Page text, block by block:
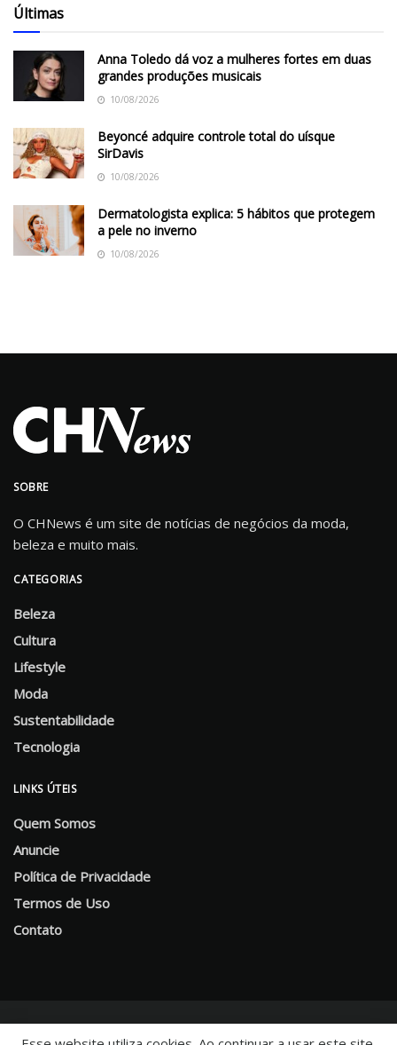
Últimas
Anna Toledo dá voz a mulheres fortes em duas
grandes produções musicais
10/08/2026
Beyoncé adquire controle total do uísque
SirDavis
10/08/2026
Dermatologista explica: 5 hábitos que protegem
a pele no inverno
10/08/2026
SOBRE
O CHNews é um site de notícias de negócios da moda,
beleza e muito mais.
CATEGORIAS
Beleza
Cultura
Lifestyle
Moda
Sustentabilidade
Tecnologia
LINKS ÚTEIS
Quem Somos
Anuncie
Política de Privacidade
Termos de Uso
Contato